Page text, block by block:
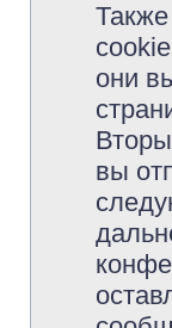
они
вы